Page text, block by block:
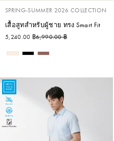
SPRING-SUMMER 2026 COLLECTION
เสื้อสูทสำหรับผู้ชาย ทรง Smart Fit
5,240.00 ฿ราคาปกติ
6,990.00 ฿